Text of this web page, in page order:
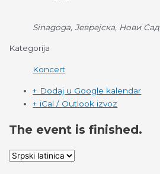
Sinagoga, Јеврејска, Нови Сад
Kategorija
Koncert
+ Dodaj u Google kalendar
+ iCal / Outlook izvoz
The event is finished.